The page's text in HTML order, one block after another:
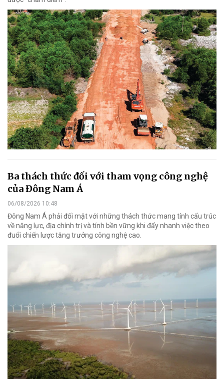
Ba thách thức đối với tham vọng công nghệ
của Đông Nam Á
06/08/2026 10:48
Đông Nam Á phải đối mặt với những thách thức mang tính cấu trúc
về năng lực, địa chính trị và tính bền vững khi đẩy nhanh việc theo
đuổi chiến lược tăng trưởng công nghệ cao.